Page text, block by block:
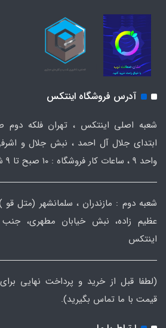
آدرس فروشگاه اینتکس
شعبه اصلی اینتکس ، تهران فلکه دوم
واحد ۹ ، ساعات کار فروشگاه : ۱۰ صبح تا ۹ شب.
عظیم زاده، نبش خیابان مطهری،
اینتکس
(لطفا قبل از خرید و پرداخت نهایی
قیمت با ما تماس بگیرید).